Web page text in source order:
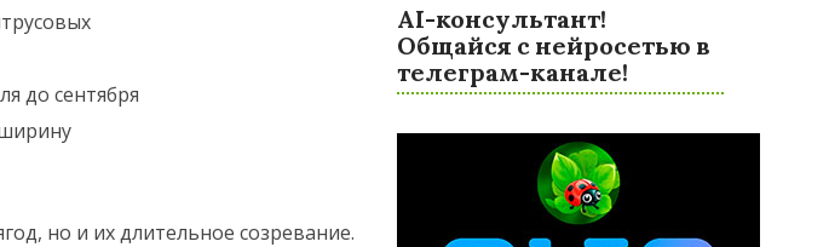
до сентября
но и их длительное созревание.
AI-консультант!
Общайся с нейросетью в
телеграм-канале!